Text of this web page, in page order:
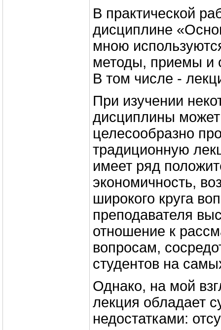
В практической
дисциплине
мною
методы, приемы и
В том числе -
При изучении
дисциплины
целесообразно
традиционную
имеет ряд
экономичность,
широкого круга
преподавателя
отношение к
вопросам,
студентов на
Однако, на мой
лекция обладает
недостатками: